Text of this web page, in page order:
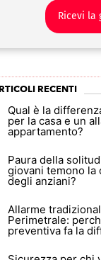
Ricevi la
RECENTI
Qual è la
per la casa e un
appartamento?
Paura della
giovani temono la
degli anziani?
Allarme
Perimetrale:
preventiva fa la